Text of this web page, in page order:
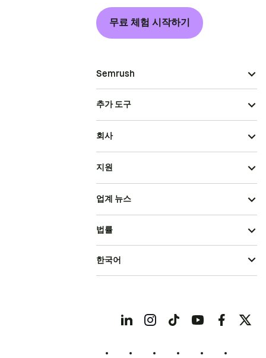
무료 체험 시작하기
Semrush
추가 도구
회사
지원
업계 뉴스
법률
한국어